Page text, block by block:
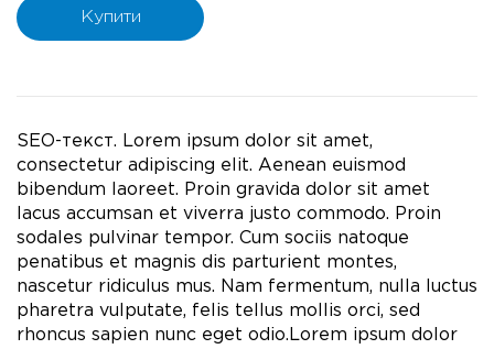
Купити
SEO-текст. Lorem ipsum dolor sit amet,
consectetur adipiscing elit. Aenean euismod
bibendum laoreet. Proin gravida dolor sit amet
lacus accumsan et viverra justo commodo. Proin
sodales pulvinar tempor. Cum sociis natoque
penatibus et magnis dis parturient montes,
nascetur ridiculus mus. Nam fermentum, nulla luctus
pharetra vulputate, felis tellus mollis orci, sed
rhoncus sapien nunc eget odio.Lorem ipsum dolor